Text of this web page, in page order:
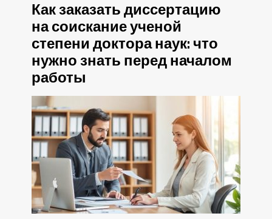
Как заказать диссертацию
на соискание ученой
степени доктора наук: что
нужно знать перед началом
работы